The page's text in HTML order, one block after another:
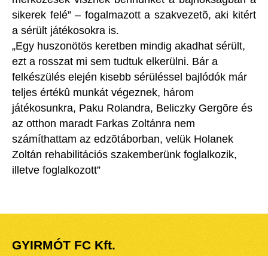
sikerek felé” – fogalmazott a szakvezetõ, aki kitért
a sérült játékosokra is.
„Egy huszonötös keretben mindig akadhat sérült,
ezt a rosszat mi sem tudtuk elkerülni. Bár a
felkészülés elején kisebb sérüléssel bajlódók már
teljes értékû munkát végeznek, három
játékosunkra, Paku Rolandra, Beliczky Gergõre és
az otthon maradt Farkas Zoltánra nem
számíthattam az edzõtáborban, velük Holanek
Zoltán rehabilitációs szakemberünk foglalkozik,
illetve foglalkozott”
GYIRMÓT FC Kft.